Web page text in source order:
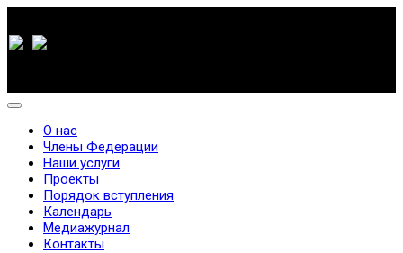
О нас
Члены Федерации
Наши услуги
Проекты
Порядок вступления
Календарь
Медиажурнал
Контакты